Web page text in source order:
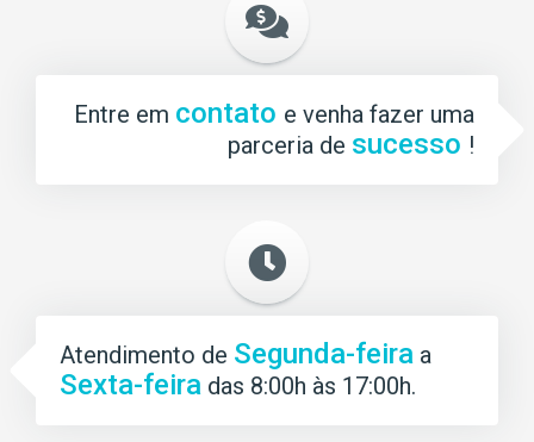
Entre em contato e venha fazer uma
parceria de sucesso !
Atendimento de Segunda-feira a
Sexta-feira das 8:00h às 17:00h.